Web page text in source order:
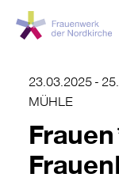
23.03.2025-
MÜHLE